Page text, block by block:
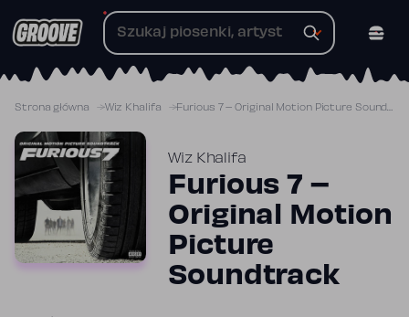
do
Strona główna Wiz Khalifa Furious 7 – Original Motion Picture Soundtrack
Wiz Khalifa
Furious 7 –
Original Motion
Picture
Soundtrack